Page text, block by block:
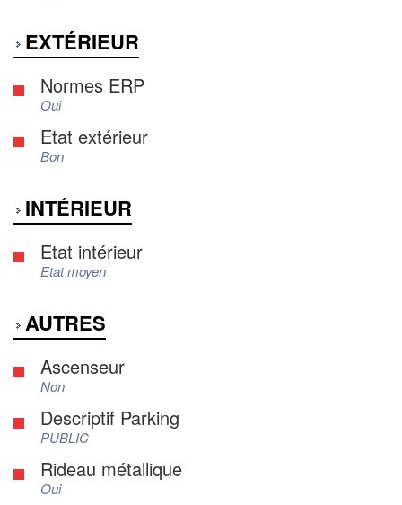
EXTÉRIEUR
Normes ERP
Oui
Etat extérieur
Bon
INTÉRIEUR
Etat intérieur
Etat moyen
AUTRES
Ascenseur
Non
Descriptif Parking
PUBLIC
Rideau métallique
Oui